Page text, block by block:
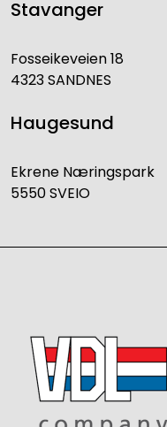
Stavanger
Fosseikeveien 18
4323 SANDNES
Haugesund
Ekrene Næringspark
5550 SVEIO